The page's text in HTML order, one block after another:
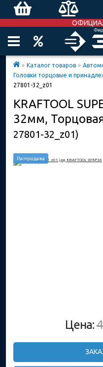
» Каталог товаров »
Головки торцовые и
27801-32_z01
KRAFTOOL
32мм,
27801-32_z01)
Распродажа
Цена: